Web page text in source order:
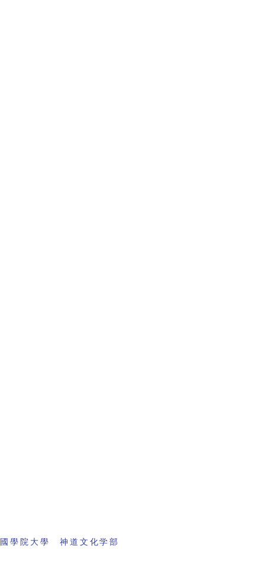
學院大學 神道文化学部